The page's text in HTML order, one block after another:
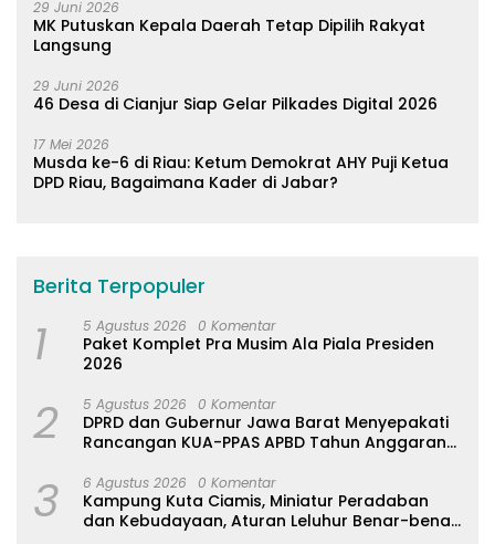
29 Juni 2026
MK Putuskan Kepala Daerah Tetap Dipilih Rakyat
Langsung
29 Juni 2026
46 Desa di Cianjur Siap Gelar Pilkades Digital 2026
17 Mei 2026
Musda ke-6 di Riau: Ketum Demokrat AHY Puji Ketua
DPD Riau, Bagaimana Kader di Jabar?
Berita Terpopuler
1 5 Agustus 2026 0 Komentar
Paket Komplet Pra Musim Ala Piala Presiden
2026
2 5 Agustus 2026 0 Komentar
DPRD dan Gubernur Jawa Barat Menyepakati
Rancangan KUA-PPAS APBD Tahun Anggaran
3 6 Agustus 2026 0 Komentar
Kampung Kuta Ciamis, Miniatur Peradaban
dan Kebudayaan, Aturan Leluhur Benar-benar